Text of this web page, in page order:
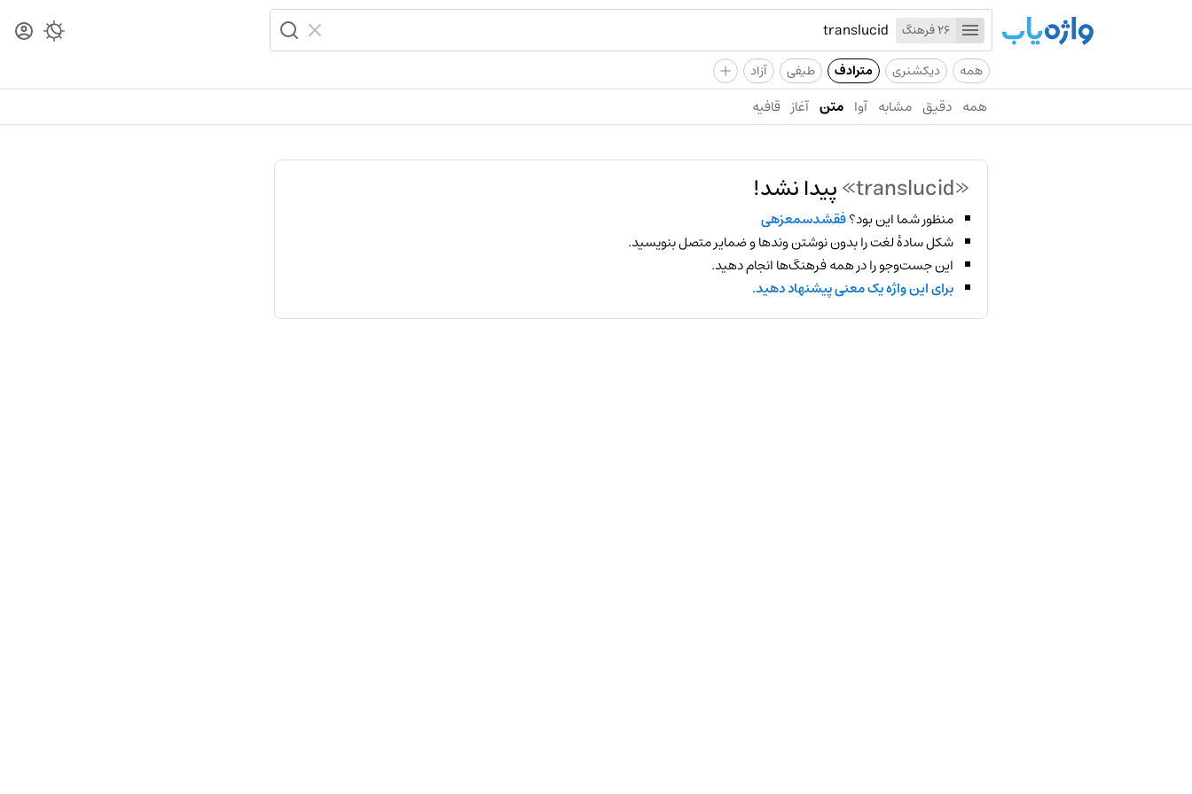
26 فرهنگ
همه دیکشنری مترادف طیفی آزاد +
همه دقیق مشابه آوا متن آغاز قافیه
«translucid» پیدا نشد!
منظور شما این بود؟فقشدسمعزهی
شکل سادهٔ لغت را بدون نوشتن وندها و ضمایر متصل بنویسید.
این جست‌وجو را در همه فرهنگ‌ها انجام دهید.
برای این واژه یک معنی پیشنهاد دهید.